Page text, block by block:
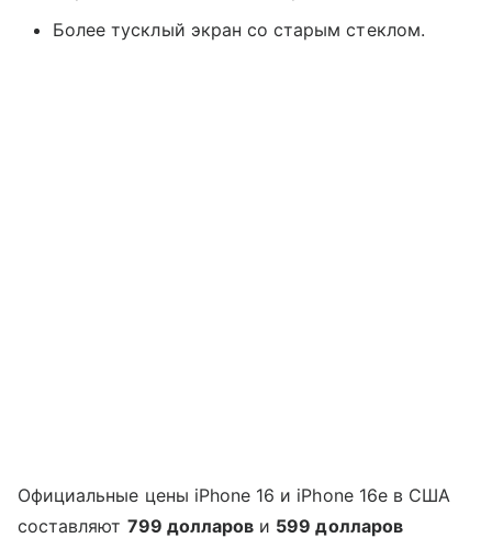
Более тусклый экран со старым стеклом.
Официальные цены iPhone 16 и iPhone 16e в США
составляют 799 долларов и 599 долларов